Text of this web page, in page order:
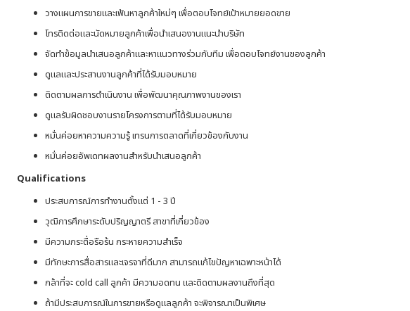
วางแผนการขายและเฟ้นหาลูกค้าใหม่ๆ เพื่อตอบโจทย์เป้าหมายยอดขาย
โทรติดต่อและนัดหมายลูกค้าเพื่อนำเสนองานแนะนำบริษัท
จัดทำข้อมูลนำเสนอลูกค้าและหาแนวทางร่วมกับทีม เพื่อตอบโจทย์งานของลูกค้า
ดูแลและประสานงานลูกค้าที่ได้รับมอบหมาย
ติดตามผลการดำเนินงาน เพื่อพัฒนาคุณภาพงานของเรา
ดูแลรับผิดชอบงานรายโครงการตามที่ได้รับมอบหมาย
หมั่นค่อยหาความความรู้ เทรนการตลาดที่เกี่ยวข้องกับงาน
หมั่นค่อยอัพเดทผลงานสำหรับนำเสนอลูกค้า
Qualifications
ประสบการณ์การทำงานตั้งแต่ 1 - 3 ปี
วุฒิการศึกษาระดับปริญญาตรี สาขาที่เกี่ยวข้อง
มีความกระตื่อรือร้น กระหายความสำเร็จ
มีทักษะการสื่อสารและเจรจาที่ดีมาก สามารถแก้ไขปัญหาเฉพาะหน้าได้
กล้าที่จะ cold call ลูกค้า มีความอดทน และติดตามผลงานถึงที่สุด
ถ้ามีประสบการณ์ในการขายหรือดูแลลูกค้า จะพิจารณาเป็นพิเศษ